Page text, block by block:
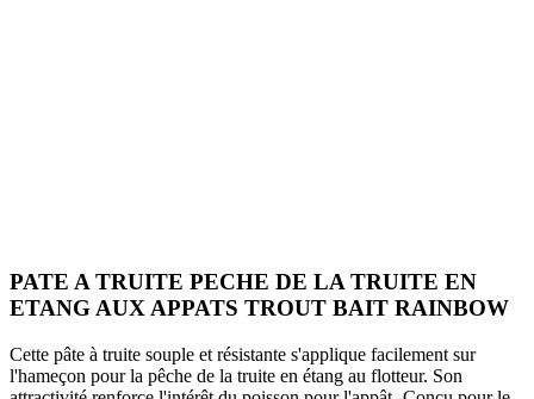
PATE A TRUITE PECHE DE LA TRUITE EN
ETANG AUX APPATS TROUT BAIT RAINBOW
Cette pâte à truite souple et résistante s'applique facilement sur
l'hameçon pour la pêche de la truite en étang au flotteur. Son